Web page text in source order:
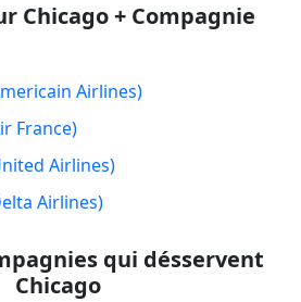
Chicago + Compagnie
Airlines)
France)
Airlines)
Airlines)
qui désservent
Chicago